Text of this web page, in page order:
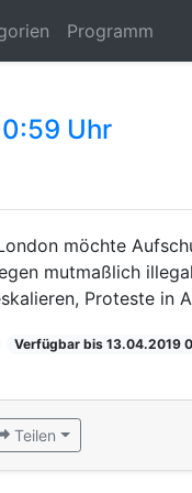
Programm
Uhr
möchte
mutmaßlich
Proteste in
Verfügbar bis 13.04.2019
Teilen